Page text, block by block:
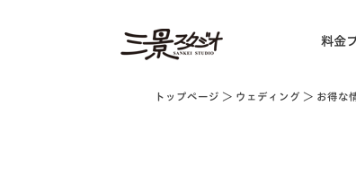
料金
トップページ ＞ ウェディング ＞ お得な